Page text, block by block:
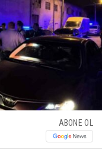
ABONE OL